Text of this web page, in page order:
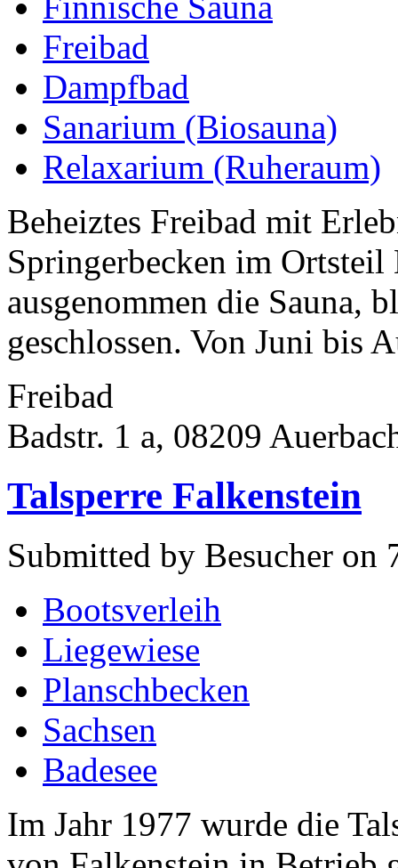
Freibad
Dampfbad
Sanarium (Biosauna)
Relaxarium (Ruheraum)
Beheiztes Freibad mit
Springerbecken im
ausgenommen die Sauna,
geschlossen. Von Juni bis
Freibad
Badstr. 1 a, 08209
Talsperre Falkenstein
Submitted by Besucher
Bootsverleih
Liegewiese
Planschbecken
Sachsen
Badesee
Im Jahr 1977 wurde die